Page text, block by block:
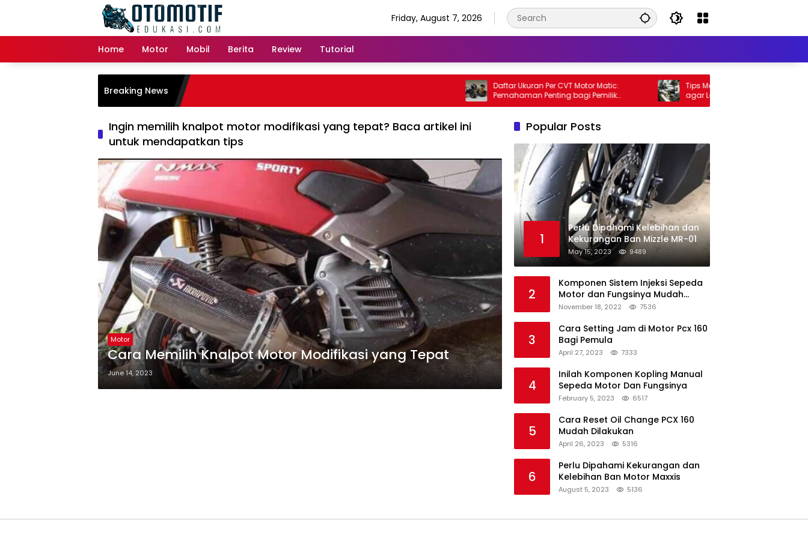
Friday, August 7, 2026
Home Motor Mobil Berita Review Tutorial
Breaking News
Daftar Ukuran Per CVT Motor Matic:
Pemahaman Penting bagi Pemilik
Kendaraan
Tips Meningkatkan Performa Motor
agar Lebih Kencang
Ingin memilih knalpot motor modifikasi yang tepat? Baca artikel ini
untuk mendapatkan tips
Motor
Cara Memilih Knalpot Motor Modifikasi yang Tepat
June 14, 2023
Popular Posts
1
Perlu Dipahami Kelebihan dan
Kekurangan Ban Mizzle MR-01
May 15, 2023 9489
2
Komponen Sistem Injeksi Sepeda
Motor dan Fungsinya Mudah
Untuk Dipahami
November 18, 2022 7536
3
Cara Setting Jam di Motor Pcx 160
Bagi Pemula
April 27, 2023 7333
4
Inilah Komponen Kopling Manual
Sepeda Motor Dan Fungsinya
February 5, 2023 6517
5
Cara Reset Oil Change PCX 160
Mudah Dilakukan
April 26, 2023 5316
6
Perlu Dipahami Kekurangan dan
Kelebihan Ban Motor Maxxis
August 5, 2023 5136